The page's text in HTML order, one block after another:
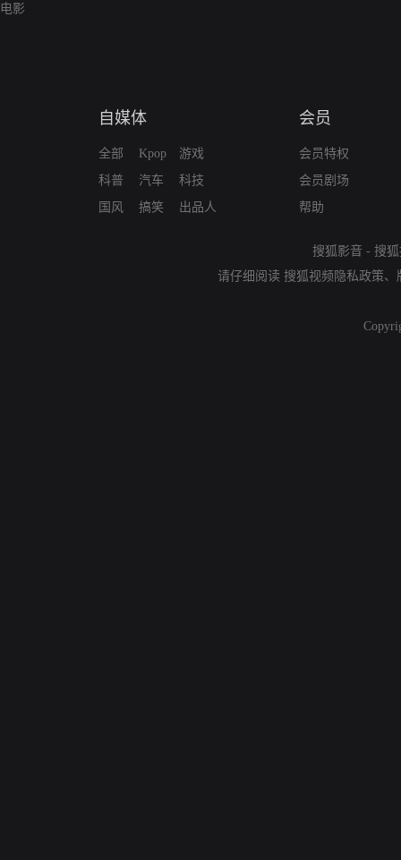
电影
自媒体
全部
科普
国风
Kpop
汽车
搞笑
游戏
科技
出品人
会员
会员特权
会员剧场
帮助
搜狐影音 - 搜
请仔细阅读 搜狐视频隐私政策、